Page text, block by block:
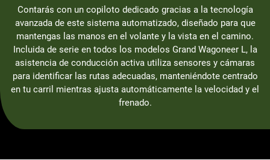
Contarás con un copiloto dedicado gracias a la tecnología
avanzada de este sistema automatizado, diseñado para que
mantengas las manos en el volante y la vista en el camino.
Incluida de serie en todos los modelos Grand Wagoneer L, la
asistencia de conducción activa utiliza sensores y cámaras
para identificar las rutas adecuadas, manteniéndote centrado
en tu carril mientras ajusta automáticamente la velocidad y el
frenado.